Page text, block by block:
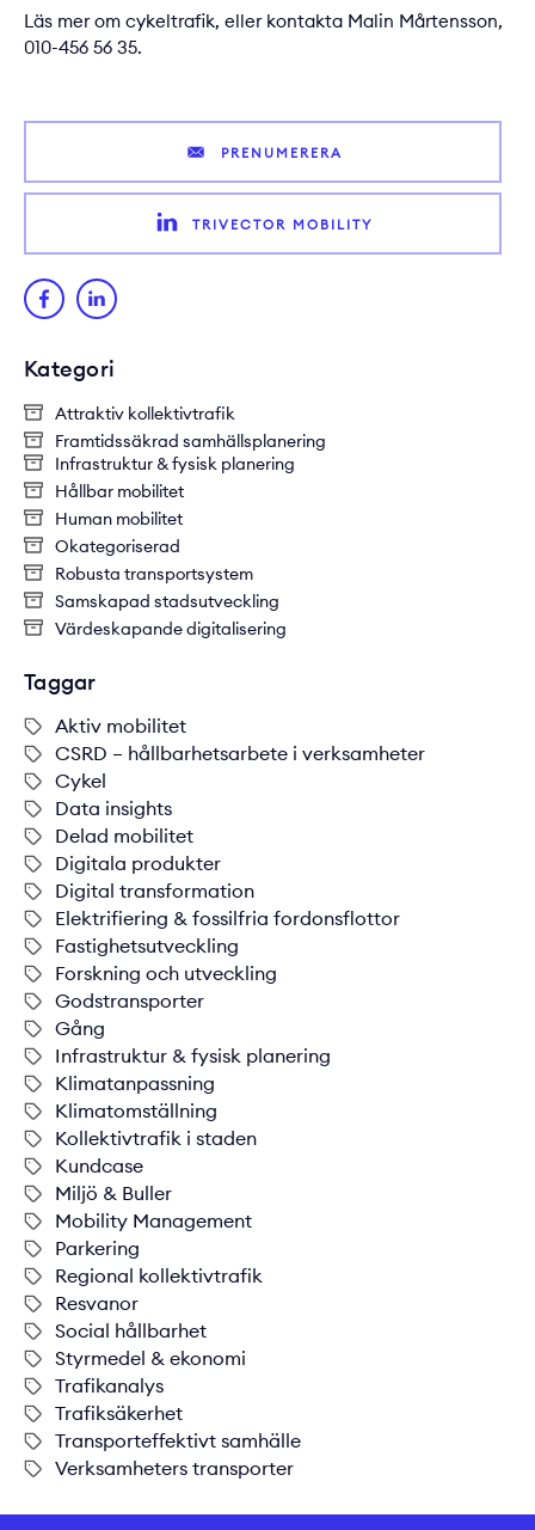
Kategori
Attraktiv kollektivtrafik
Framtidssäkrad samhällsplanering
Infrastruktur & fysisk planering
Hållbar mobilitet
Human mobilitet
Okategoriserad
Robusta transportsystem
Samskapad stadsutveckling
Värdeskapande digitalisering
Taggar
Aktiv mobilitet
CSRD – hållbarhetsarbete i verksamheter
Cykel
Data insights
Delad mobilitet
Digitala produkter
Digital transformation
Elektrifiering & fossilfria fordonsflottor
Fastighetsutveckling
Forskning och utveckling
Godstransporter
Gång
Infrastruktur & fysisk planering
Klimatanpassning
Klimatomställning
Kollektivtrafik i staden
Kundcase
Miljö & Buller
Mobility Management
Parkering
Regional kollektivtrafik
Resvanor
Social hållbarhet
Styrmedel & ekonomi
Trafikanalys
Trafiksäkerhet
Transporteffektivt samhälle
Verksamheters transporter
Läs mer om cykeltrafik, eller kontakta Malin Mårtensson,
010-456 56 35.
PRENUMERERA
TRIVECTOR MOBILITY